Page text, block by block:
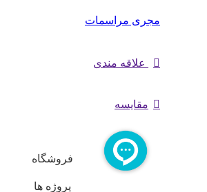
مجری مراسمات
علاقه مندی
مقایسه
فروشگاه
پروژه ها